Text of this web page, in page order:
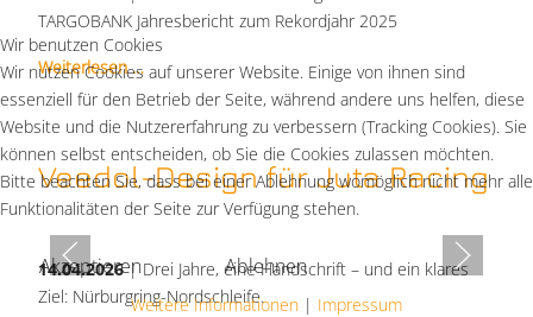
TARGOBANK Jahresbericht zum Rekordjahr 2025
Weiterlesen …
Veedol-Design für Juta Racing
14.04.2026| Drei Jahre, eine Handschrift – und ein klares
Ziel: Nürburgring-Nordschleife.
Wir benutzen Cookies
Wir nutzen Cookies auf unserer Website. Einige von ihnen sind
essenziell für den Betrieb der Seite, während andere uns helfen, diese
Website und die Nutzererfahrung zu verbessern (Tracking Cookies). Sie
können selbst entscheiden, ob Sie die Cookies zulassen möchten.
Bitte beachten Sie, dass bei einer Ablehnung womöglich nicht mehr alle
Funktionalitäten der Seite zur Verfügung stehen.
Akzeptieren Ablehnen
Weitere Informationen | Impressum